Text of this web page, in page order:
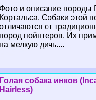
Фото и описание породы
Кортальса. Собаки этой
отличаются от
пород пойнтеров. Их
на мелкую дичь....
Гoлая собака инков
Hairless)